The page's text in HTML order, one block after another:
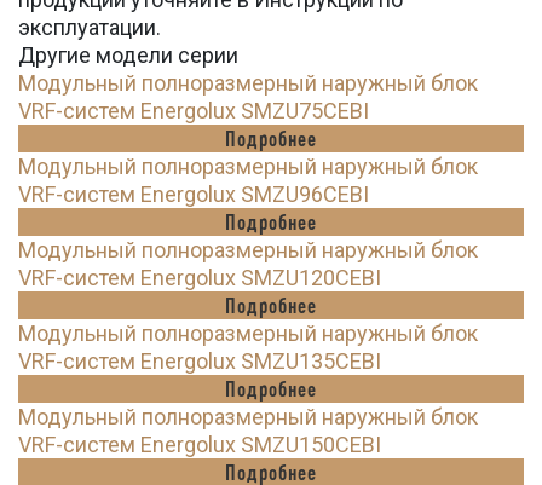
эксплуатации.
Другие модели серии
Модульный полноразмерный наружный блок
VRF-систем Energolux SMZU75CEBI
Подробнее
Модульный полноразмерный наружный блок
VRF-систем Energolux SMZU96CEBI
Подробнее
Модульный полноразмерный наружный блок
VRF-систем Energolux SMZU120CEBI
Подробнее
Модульный полноразмерный наружный блок
VRF-систем Energolux SMZU135CEBI
Подробнее
Модульный полноразмерный наружный блок
VRF-систем Energolux SMZU150CEBI
Подробнее